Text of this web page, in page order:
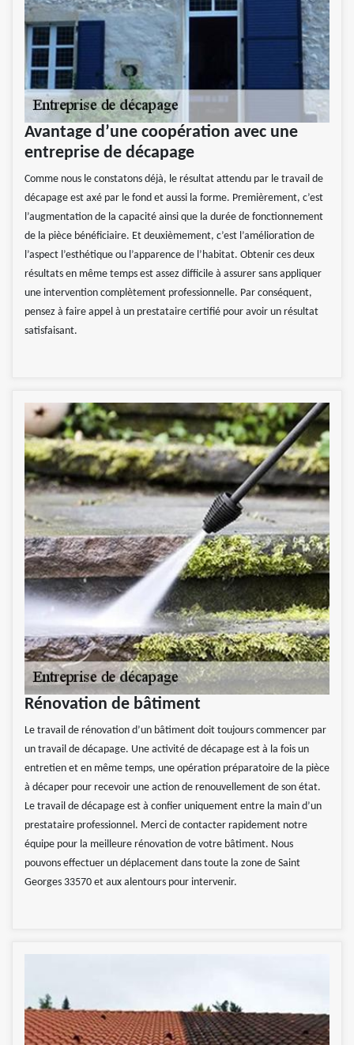
Avantage d’une coopération avec une
entreprise de décapage
Comme nous le constatons déjà, le résultat attendu par le travail de
décapage est axé par le fond et aussi la forme. Premièrement, c’est
l’augmentation de la capacité ainsi que la durée de fonctionnement
de la pièce bénéficiaire. Et deuxièmement, c’est l’amélioration de
l’aspect l’esthétique ou l’apparence de l’habitat. Obtenir ces deux
résultats en même temps est assez difficile à assurer sans appliquer
une intervention complètement professionnelle. Par conséquent,
pensez à faire appel à un prestataire certifié pour avoir un résultat
satisfaisant.
Rénovation de bâtiment
Le travail de rénovation d’un bâtiment doit toujours commencer par
un travail de décapage. Une activité de décapage est à la fois un
entretien et en même temps, une opération préparatoire de la pièce
à décaper pour recevoir une action de renouvellement de son état.
Le travail de décapage est à confier uniquement entre la main d’un
prestataire professionnel. Merci de contacter rapidement notre
équipe pour la meilleure rénovation de votre bâtiment. Nous
pouvons effectuer un déplacement dans toute la zone de Saint
Georges 33570 et aux alentours pour intervenir.